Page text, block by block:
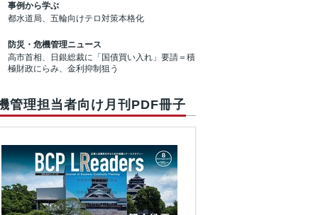
事例から学ぶ
都水道局、五輪向けテロ対策本格化
防災・危機管理ニュース
高市首相、日銀総裁に「国債買い入れ」要請＝積
極財政にらみ、金利抑制狙う
管理担当者向け月刊PDF冊子